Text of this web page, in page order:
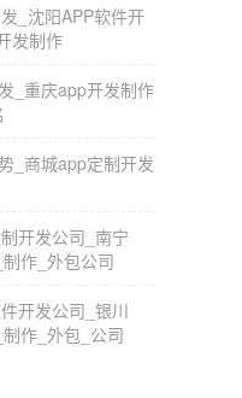
_沈阳APP软件开
发制作
_重庆app开发制作
_商城app定制开发
开发公司_南宁
作_外包公司
开发公司_银川
作_外包_公司